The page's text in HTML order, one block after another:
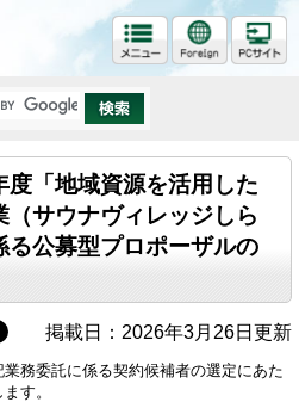
度「地域資源を活用した
サウナヴィレッジしら
る公募型プロポーザルの
掲載日：2026年3月26日更新
務委託に係る契約候補者の選定にあた
す。